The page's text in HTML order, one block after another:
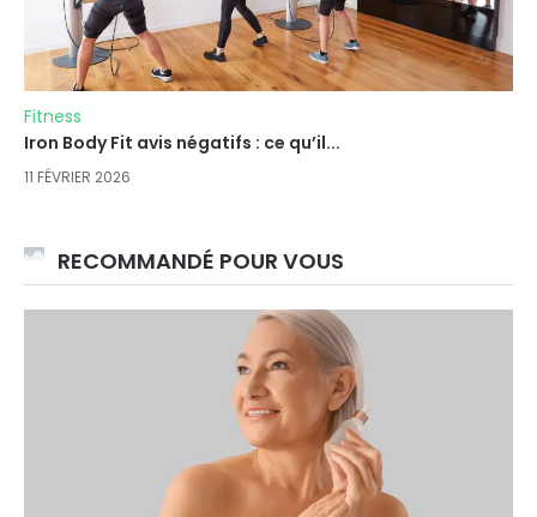
Fitness
Iron Body Fit avis négatifs : ce qu’il...
11 FÉVRIER 2026
RECOMMANDÉ POUR VOUS